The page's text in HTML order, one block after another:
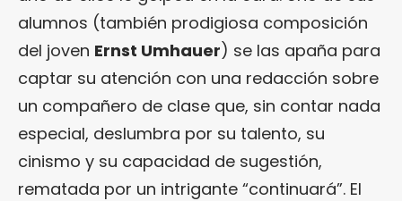
alumnos (también prodigiosa composición
del joven Ernst Umhauer) se las apaña para
captar su atención con una redacción sobre
un compañero de clase que, sin contar nada
especial, deslumbra por su talento, su
cinismo y su capacidad de sugestión,
rematada por un intrigante “continuará”. El